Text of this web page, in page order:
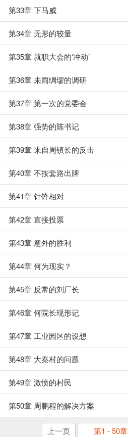
第33章 下马威
第34章 无形的较量
第35章 就职大会的‘冲动’
第36章 未雨绸缪的调研
第37章 第一次的党委会
第38章 强势的陈书记
第39章 来自周镇长的反击
第40章 不按套路出牌
第41章 针锋相对
第42章 直接投票
第43章 意外的胜利
第44章 何为现实？
第45章 反常的刘厂长
第46章 何院长现形记
第47章 工业园区的设想
第48章 大秦村的问题
第49章 激愤的村民
第50章 周鹏程的解决方案
上一页 第1 - 50章